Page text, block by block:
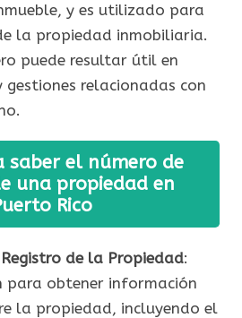
y es utilizado para
la propiedad inmobiliaria.
puede resultar útil en
relacionadas con
saber el número de
una propiedad en
Rico
de la Propiedad:
para obtener información
la propiedad, incluyendo el